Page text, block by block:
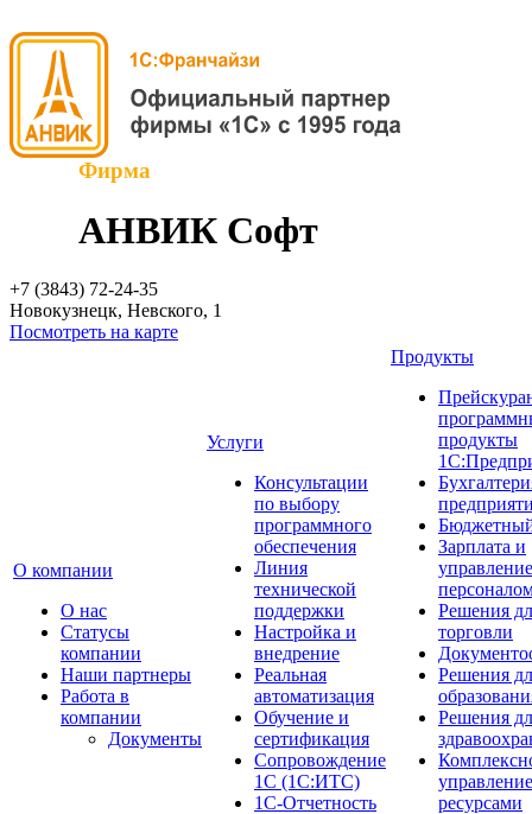
Фирма
АНВИК Софт
+7 (3843) 72-24-35
Новокузнецк, Невского, 1
Посмотреть на карте
О компании
О нас
Cтатусы
компании
Наши партнеры
Работа в
компании
Документы
Услуги
Консультации
по выбору
программного
обеспечения
Линия
технической
поддержки
Настройка и
внедрение
Реальная
автоматизация
Обучение и
сертификация
Сопровождение
1С (1С:ИТС)
1С-Отчетность
Продукты
продукты
Зарплата и
управление
Решения
торговли
Решения
Решения
управление
ресурсами